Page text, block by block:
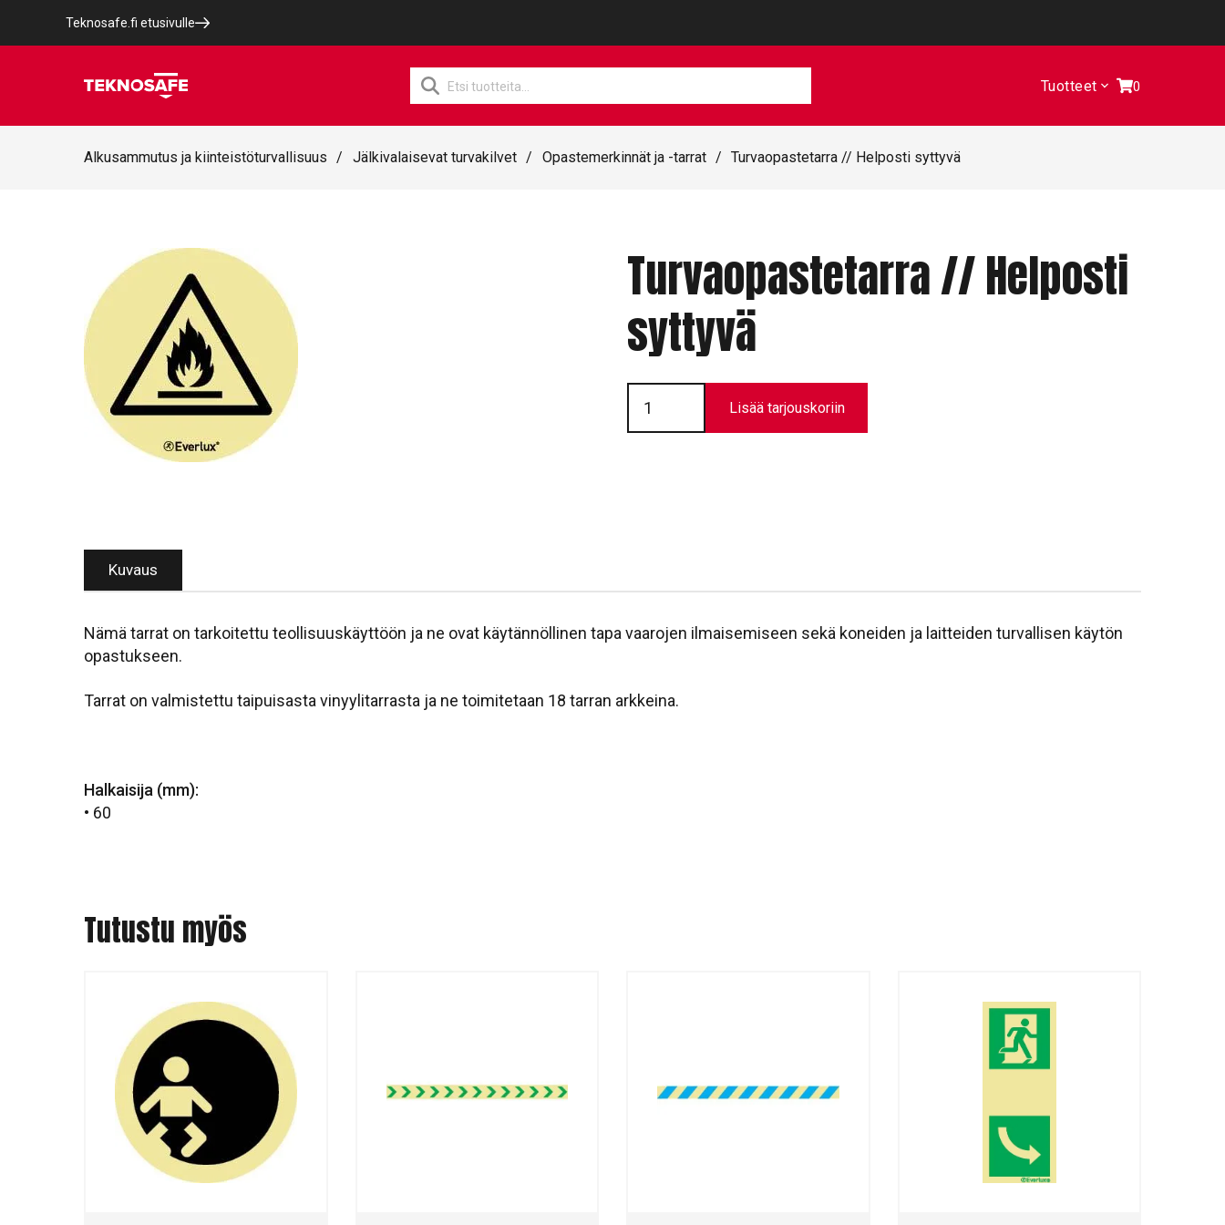
Teknosafe.fi etusivulle
Products
search
Tuotteet 0
Alkusammutus ja kiinteistöturvallisuus / Jälkivalaisevat turvakilvet / Opastemerkinnät ja -tarrat / Turvaopastetarra // Helposti syttyvä
Turvaopastetarra // Helposti
syttyvä
Turvaopastetarra
Helposti
syttyvä
Lisää tarjouskoriin
Kuvaus
Nämä tarrat on tarkoitettu teollisuuskäyttöön ja ne ovat käytän­nöllinen tapa vaarojen ilmaisemiseen sekä koneiden ja laitteiden turvallisen käytön
opastukseen.
Tarrat on valmistettu taipuisasta vinyylitarrasta ja ne toimitetaan 18 tarran arkkeina.
Halkaisija (mm):
• 60
Tutustu myös